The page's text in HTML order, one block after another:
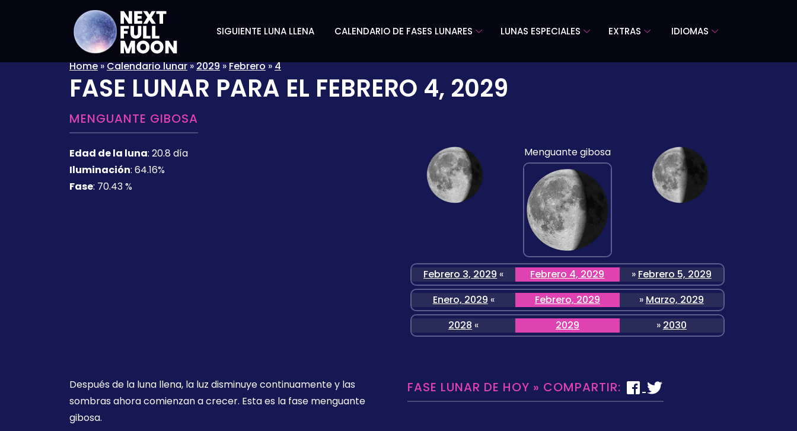
SIGUIENTE LUNA LLENA CALENDARIO DE FASES LUNARES LUNAS ESPECIALES EXTRAS IDIOMAS
Home»Calendario lunar»2029»Febrero»4
FASE LUNAR PARA EL FEBRERO 4, 2029
MENGUANTE GIBOSA
Edad de la luna: 20.8 día
Iluminación: 64.16%
Fase: 70.43 %
Menguante gibosa
Febrero 3, 2029 « Febrero 4, 2029 » Febrero 5, 2029
Enero, 2029 « Febrero, 2029 » Marzo, 2029
2028 « 2029 » 2030
Después de la luna llena, la luz disminuye continuamente y las
sombras ahora comienzan a crecer. Esta es la fase menguante
gibosa.
FASE LUNAR DE HOY » COMPARTIR: